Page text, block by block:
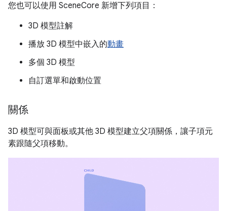
您也可以使用 SceneCore 新增下列項目：
3D 模型註解
播放 3D 模型中嵌入的動畫
多個 3D 模型
自訂選單和啟動位置
關係
3D 模型可與面板或其他 3D 模型建立父項關係，讓子項元
素跟隨父項移動。